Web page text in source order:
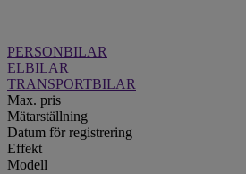
PERSONBILAR
ELBILAR
TRANSPORTBILAR
Max. pris
Mätarställning
Datum för registrering
Effekt
Modell